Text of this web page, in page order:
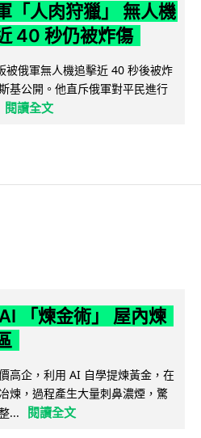
「人肉狩獵」 無人機
40 秒仍被炸傷
被俄軍無人機追擊近 40 秒後被炸
基公開。他直斥俄軍對平民進行
閱讀全文
「煉金術」 屋內煉
高企，利用 AI 自學提煉黃金，在
煉，過程產生大量刺鼻濃煙，驚
...
閱讀全文